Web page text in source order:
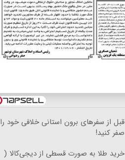
قبل از سفرهای برون استانی خلافی خود را
صفر کنید!
خرید طلا به صورت قسطی از دیجی‌کالا (